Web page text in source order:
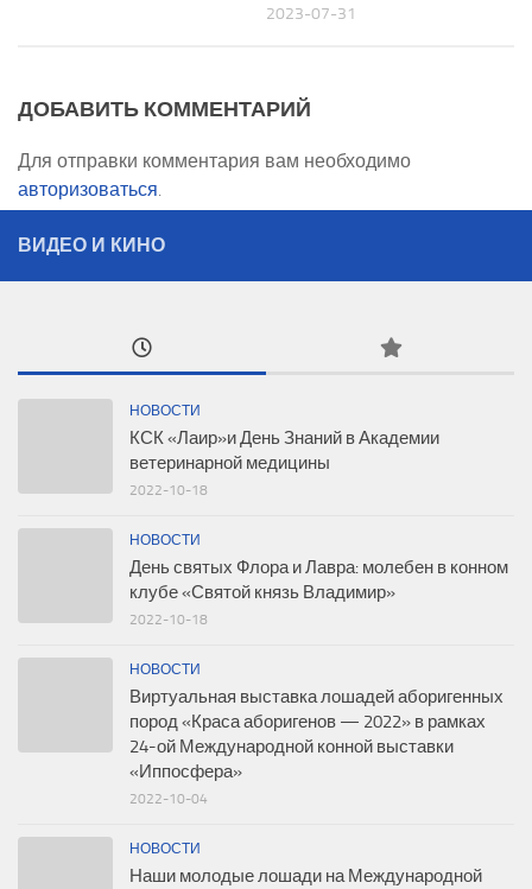
2023-07-31
ДОБАВИТЬ КОММЕНТАРИЙ
Для отправки комментария вам необходимо
авторизоваться.
ВИДЕО И КИНО
НОВОСТИ
КСК «Лаир»и День Знаний в Академии
ветеринарной медицины
2022-10-18
НОВОСТИ
День святых Флора и Лавра: молебен в конном
клубе «Святой князь Владимир»
2022-10-18
НОВОСТИ
Виртуальная выставка лошадей аборигенных
пород «Краса аборигенов — 2022» в рамках
24-ой Международной конной выставки
«Иппосфера»
2022-10-04
НОВОСТИ
Наши молодые лошади на Международной